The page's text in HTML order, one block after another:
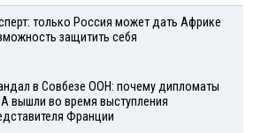
только Россия может дать Африке
защитить себя
в Совбезе ООН: почему дипломаты
вышли во время выступления
Франции